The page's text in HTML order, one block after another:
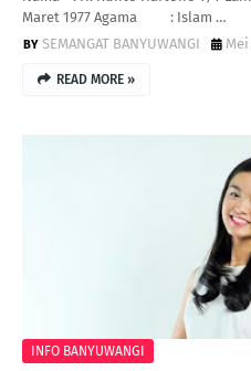
Maret 1977 Agama : Islam …
SEMANGAT BANYUWANGI
Mei
READ MORE »
INFO BANYUWANGI